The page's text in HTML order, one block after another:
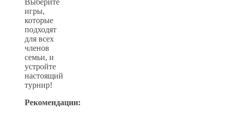
Выберите
игры,
которые
подходят
для всех
членов
семьи, и
устройте
настоящий
турнир!
Рекомендации: